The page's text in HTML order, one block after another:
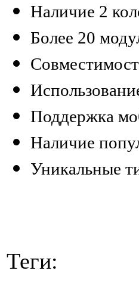
Наличие 2
Более 20
Поддержка
Наличие
Уникальные
Теги: